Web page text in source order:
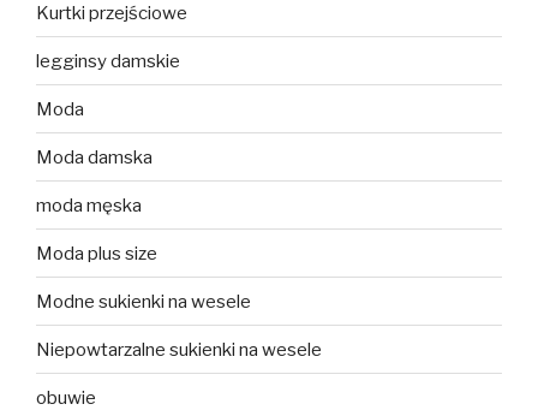
Kurtki przejściowe
legginsy damskie
Moda
Moda damska
moda męska
Moda plus size
Modne sukienki na wesele
Niepowtarzalne sukienki na wesele
obuwie